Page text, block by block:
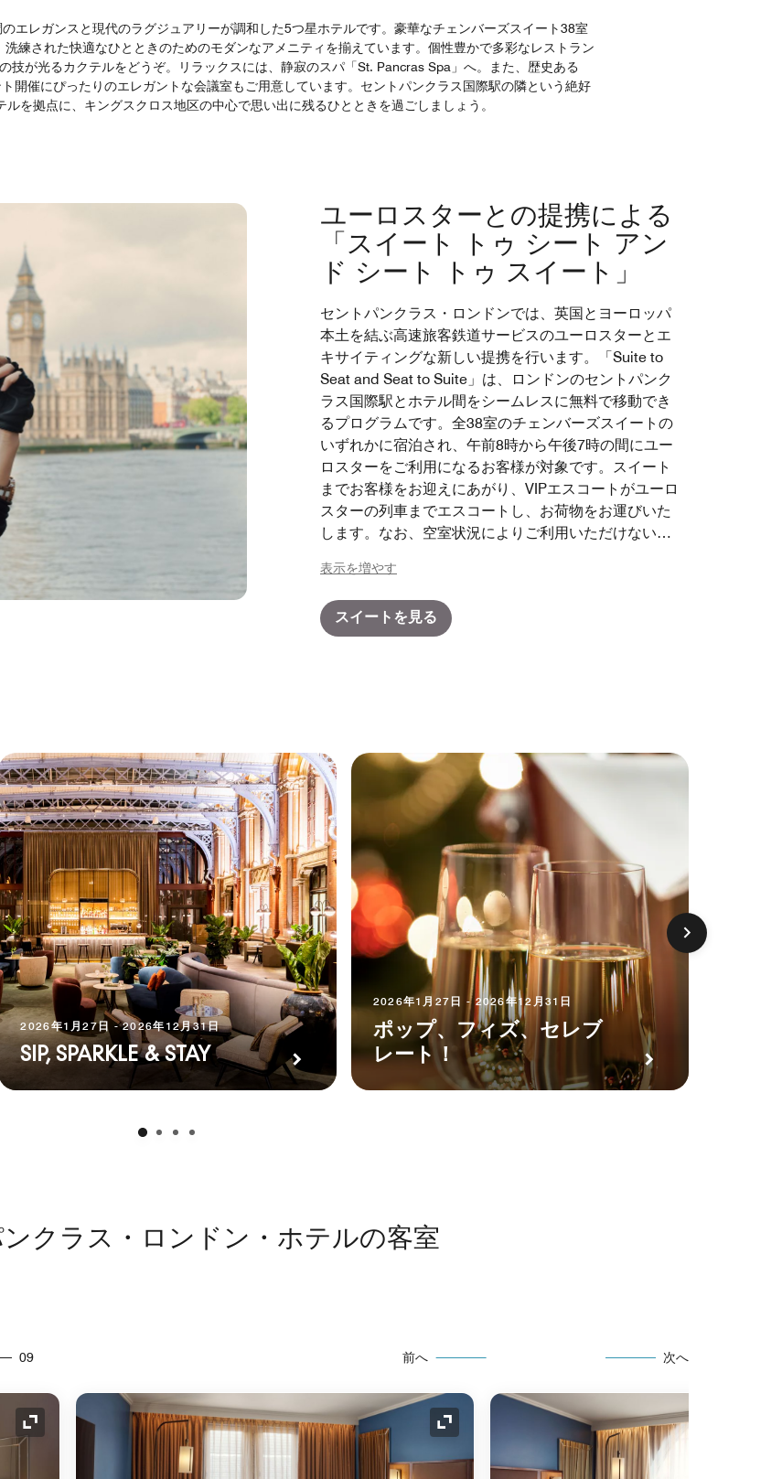
エレガンスと現代のラグジュアリーが調和した5つ星ホテルです。豪華なチェンバーズスイート38室
練された快適なひとときのためのモダンなアメニティを揃えています。個性豊かで多彩なレストラン
技が光るカクテルをどうぞ。リラックスには、静寂のスパ「St. Pancras Spa」へ。また、歴史ある
開催にぴったりのエレガントな会議室もご用意しています。セントパンクラス国際駅の隣という絶好
を拠点に、キングスクロス地区の中心で思い出に残るひとときを過ごしましょう。
ユーロスターとの提携による
「スイート トゥ シート アン
ド シート トゥ スイート」
セントパンクラス・ロンドンでは、英国とヨーロッパ
本土を結ぶ高速旅客鉄道サービスのユーロスターとエ
キサイティングな新しい提携を行います。「Suite to
Seat and Seat to Suite」は、ロンドンのセントパンク
ラス国際駅とホテル間をシームレスに無料で移動でき
るプログラムです。全38室のチェンバーズスイートの
いずれかに宿泊され、午前8時から午後7時の間にユー
ロスターをご利用になるお客様が対象です。スイート
までお客様をお迎えにあがり、VIPエスコートがユーロ
スターの列車までエスコートし、お荷物をお運びいた
します。なお、空室状況によりご利用いただけない場
表示を増やす
スイートを見る
2026年1月27日 - 2026年12月31日
SIP, SPARKLE & STAY
2026年1月27日 - 2026年12月31日
ポップ、フィズ、セレブ
レート！
クラス・ロンドン・ホテルの客室
09 前へ 次へ
アイコンの拡大 アイコンの拡大